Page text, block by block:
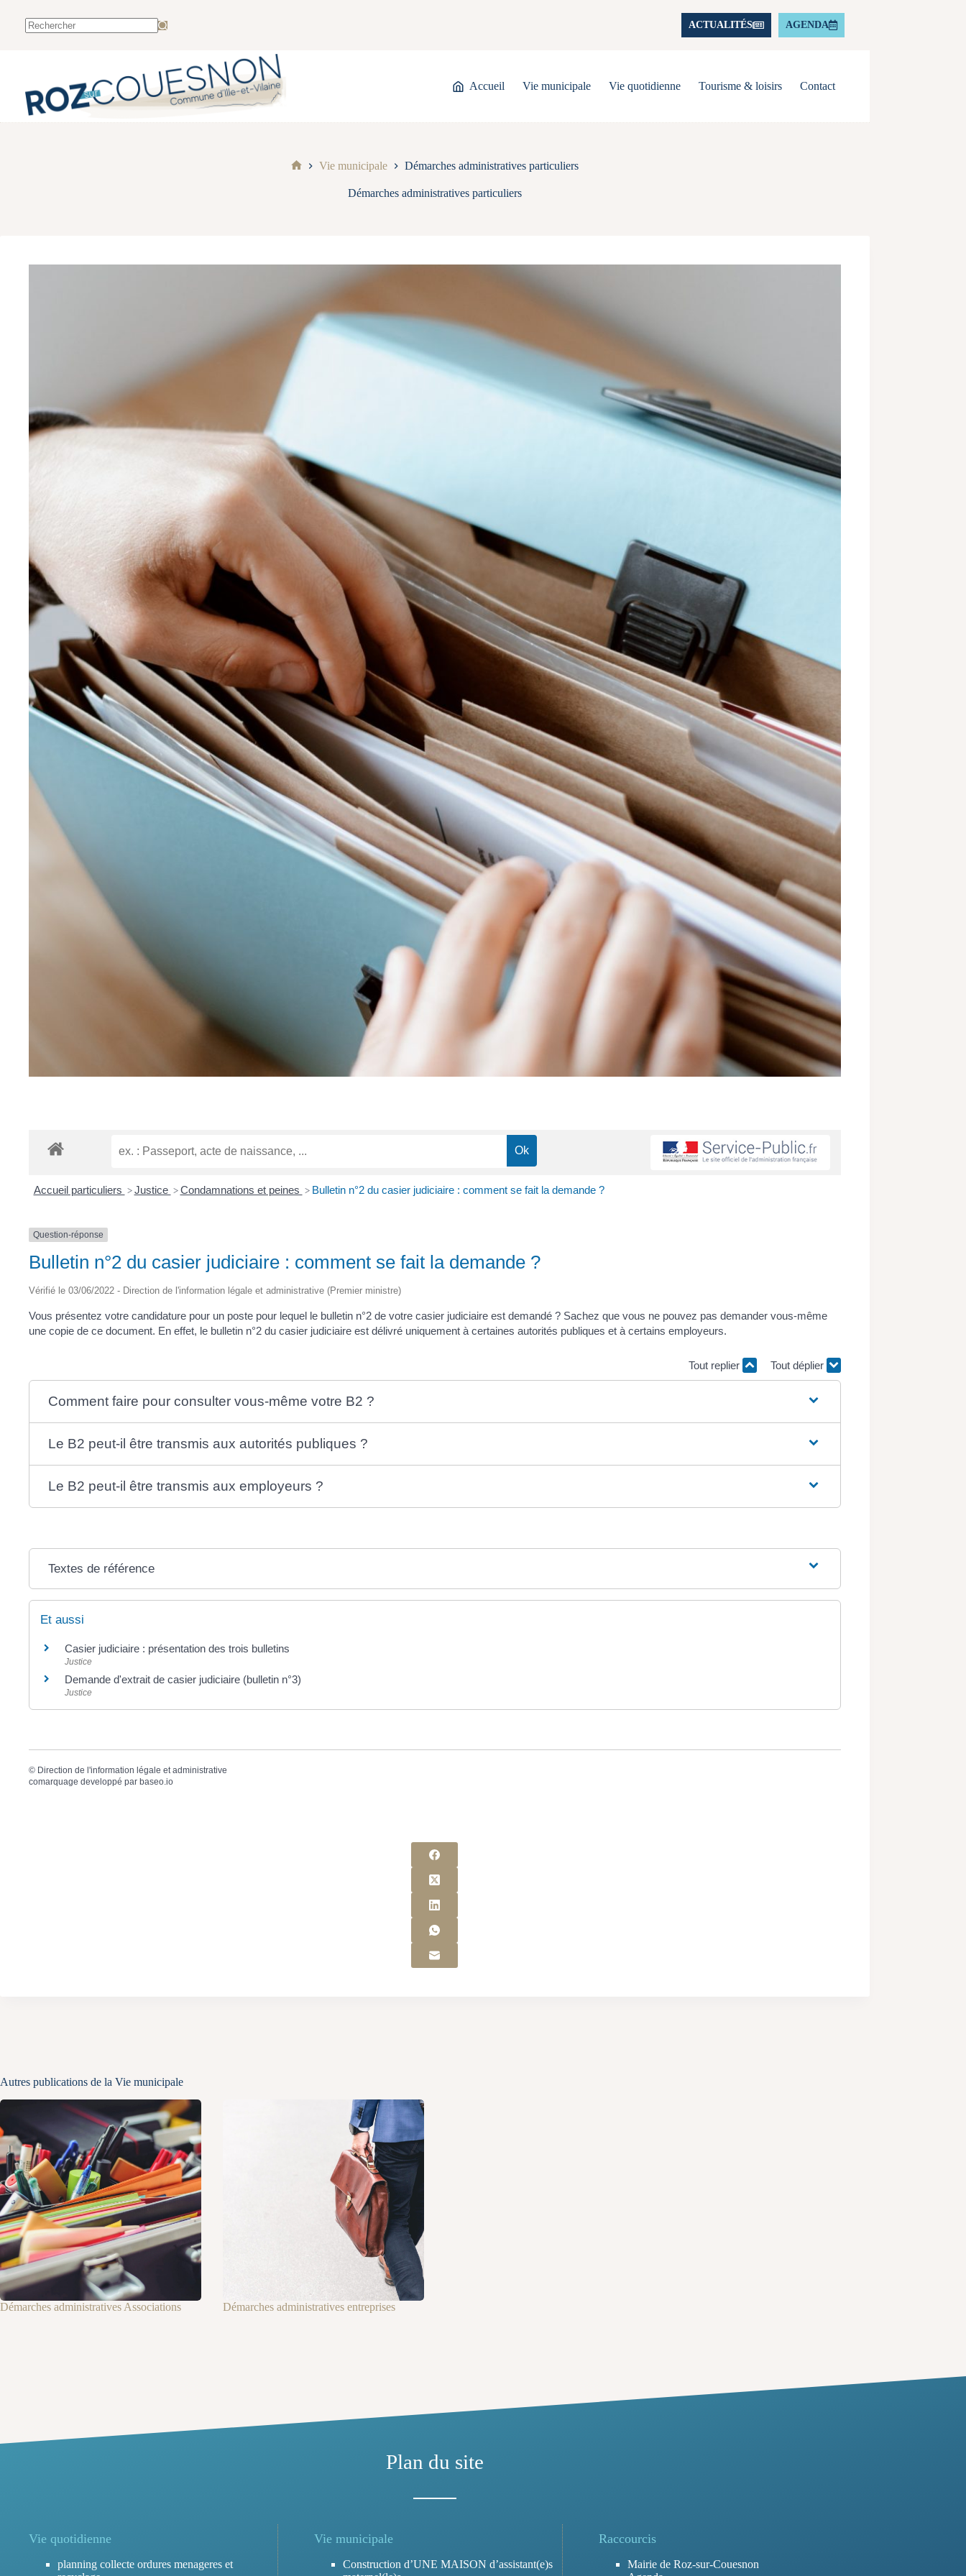
ACTUALITÉS AGENDA
Accueil Vie municipale Vie quotidienne Tourisme & loisirs Contact
Vie municipale Démarches administratives particuliers
Démarches administratives particuliers
Accueil particuliers > Justice > Condamnations et peines > Bulletin n°2 du casier judiciaire : comment se fait la demande ?
Question-réponse
Bulletin n°2 du casier judiciaire : comment se fait la demande ?
Vérifié le 03/06/2022 - Direction de l'information légale et administrative (Premier ministre)
Vous présentez votre candidature pour un poste pour lequel le bulletin n°2 de votre casier judiciaire est demandé ? Sachez que vous ne pouvez pas demander vous-même
une copie de ce document. En effet, le bulletin n°2 du casier judiciaire est délivré uniquement à certaines autorités publiques et à certains employeurs.
Tout replier Tout déplier
Comment faire pour consulter vous-même votre B2 ?
Le B2 peut-il être transmis aux autorités publiques ?
Le B2 peut-il être transmis aux employeurs ?
Textes de référence
Et aussi
Casier judiciaire : présentation des trois bulletins
Justice
Demande d'extrait de casier judiciaire (bulletin n°3)
Justice
© Direction de l'information légale et administrative
comarquage developpé par baseo.io
Autres publications de la Vie municipale
Démarches administratives Associations Démarches administratives entreprises
Plan du site
Vie quotidienne
planning collecte ordures menageres et
Vie municipale
Construction d’UNE MAISON d’assistant(e)s
Raccourcis
Mairie de Roz-sur-Couesnon